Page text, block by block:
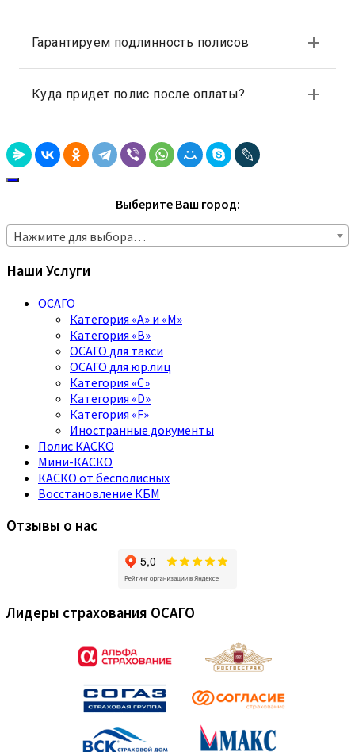
Выберите Ваш город:
Нажмите для выбора…
Наши Услуги
ОСАГО
Категория «A» и «M»
Категория «B»
ОСАГО для такси
ОСАГО для юр.лиц
Категория «C»
Категория «D»
Категория «F»
Иностранные документы
Полис КАСКО
Мини-КАСКО
КАСКО от бесполисных
Восстановление КБМ
Отзывы о нас
Лидеры страхования ОСАГО